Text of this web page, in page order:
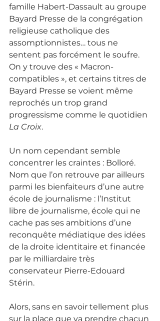
famille Habert-Dassault au groupe
Bayard Presse de la congrégation
religieuse catholique des
assomptionnistes… tous ne
sentent pas forcément le soufre.
On y trouve des « Macron-
compatibles », et certains titres de
Bayard Presse se voient même
reprochés un trop grand
progressisme comme le quotidien
La Croix.
Un nom cependant semble
concentrer les craintes : Bolloré.
Nom que l’on retrouve par ailleurs
parmi les bienfaiteurs d’une autre
école de journalisme : l’Institut
libre de journalisme, école qui ne
cache pas ses ambitions d’une
reconquête médiatique des idées
de la droite identitaire et financée
par le milliardaire très
conservateur Pierre-Edouard
Stérin.
Alors, sans en savoir tellement plus
sur la place que va prendre chacun